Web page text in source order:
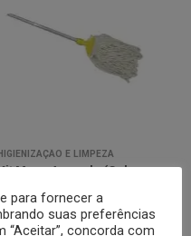
Minha
lista de
desejos
HIGIENIZAÇÃO E LIMPEZA
Mope Amarelo (Cabo +
para fornecer a
suas preferências
“Aceitar”, concorda com